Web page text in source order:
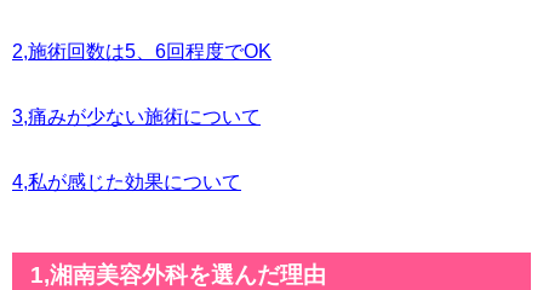
2,施術回数は5、6回程度でOK
3,痛みが少ない施術について
4,私が感じた効果について
1,湘南美容外科を選んだ理由